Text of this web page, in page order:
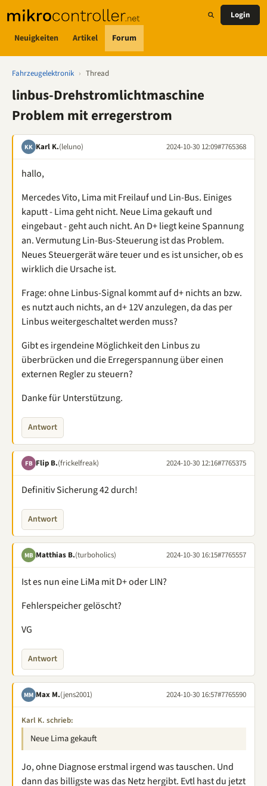
Neuigkeiten Artikel Forum
Login
Fahrzeugelektronik › Thread
linbus-Drehstromlichtmaschine
Problem mit erregerstrom
KK Karl K.(leluno) 2024-10-30 12:09#7765368
hallo,
Mercedes Vito, Lima mit Freilauf und Lin-Bus. Einiges
kaputt - Lima geht nicht. Neue Lima gekauft und
eingebaut - geht auch nicht. An D+ liegt keine Spannung
an. Vermutung Lin-Bus-Steuerung ist das Problem.
Neues Steuergerät wäre teuer und es ist unsicher, ob es
wirklich die Ursache ist.
Frage: ohne Linbus-Signal kommt auf d+ nichts an bzw.
es nutzt auch nichts, an d+ 12V anzulegen, da das per
Linbus weitergeschaltet werden muss?
Gibt es irgendeine Möglichkeit den Linbus zu
überbrücken und die Erregerspannung über einen
externen Regler zu steuern?
Danke für Unterstützung.
Antwort
FB Flip B.(frickelfreak) 2024-10-30 12:16#7765375
Definitiv Sicherung 42 durch!
Antwort
MB Matthias B.(turboholics) 2024-10-30 16:15#7765557
Ist es nun eine LiMa mit D+ oder LIN?
Fehlerspeicher gelöscht?
VG
Antwort
MM Max M.(jens2001) 2024-10-30 16:57#7765590
Karl K. schrieb:
Neue Lima gekauft
Jo, ohne Diagnose erstmal irgend was tauschen. Und
dann das billigste was das Netz hergibt. Evtl hast du jetzt